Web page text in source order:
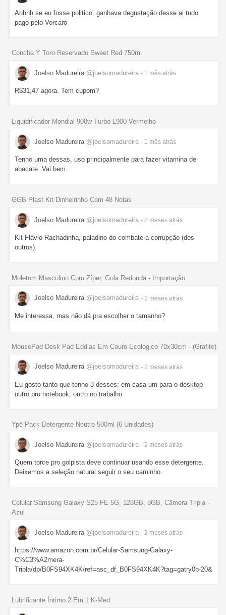
Ahhhh se eu fosse politico, ganhava degustação desse ai tudo
pago pelo Vorcaro
Concha Y Toro Reservado Sweet Red 750ml
Joelso Madureira @joelsomadureira - 1 mês atrás
R$31,47 agora. Tem cupom?
Liquidificador Mondial 900w Turbo L900 Vermelho
Joelso Madureira @joelsomadureira - 1 mês atrás
Tenho uma dessas, uso principalmente para fazer vitamina de
abacate. Vai bem.
GGB Plast Kit Dinheirinho Com 48 Notas
Joelso Madureira @joelsomadureira - 2 meses atrás
Kit Flávio Rachadinha, paladino do combate a corrupção (dos
outros).
Moletom Masculino Com Zíper, Gola Redonda - Importação
Joelso Madureira @joelsomadureira - 2 meses atrás
Me interessa, mas não dá pra escolher o tamanho?
MousePad Desk Pad Eddias Em Couro Ecologico 70x30cm - (Grafite)
Joelso Madureira @joelsomadureira - 2 meses atrás
Eu gosto tanto que tenho 3 desses: em casa um para o desktop
outro pro notebook, outro no trabalho
Ypê Pack Detergente Neutro 500ml (6 Unidades)
Joelso Madureira @joelsomadureira - 2 meses atrás
Quem torce pro golpista deve continuar usando esse detergente.
Deixemos a seleção natural seguir o seu caminho.
Celular Samsung Galaxy S25 FE 5G, 128GB, 8GB, Câmera Tripla -
Azul
Joelso Madureira @joelsomadureira - 2 meses atrás
https://www.amazon.com.br/Celular-Samsung-Galaxy-
C%C3%A2mera-
Tripla/dp/B0FS94XK4K/ref=asc_df_B0FS94XK4K?tag=gatry0b-20&
Lubrificante Íntimo 2 Em 1 K-Med